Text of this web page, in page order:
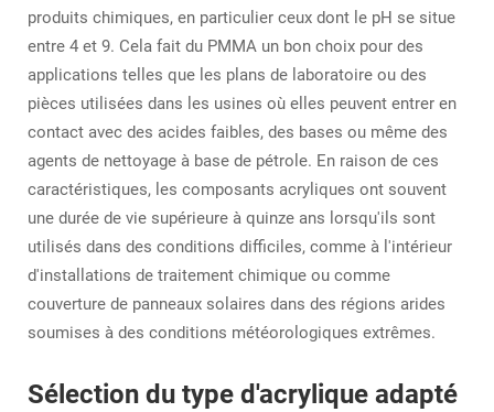
produits chimiques, en particulier ceux dont le pH se situe
entre 4 et 9. Cela fait du PMMA un bon choix pour des
applications telles que les plans de laboratoire ou des
pièces utilisées dans les usines où elles peuvent entrer en
contact avec des acides faibles, des bases ou même des
agents de nettoyage à base de pétrole. En raison de ces
caractéristiques, les composants acryliques ont souvent
une durée de vie supérieure à quinze ans lorsqu'ils sont
utilisés dans des conditions difficiles, comme à l'intérieur
d'installations de traitement chimique ou comme
couverture de panneaux solaires dans des régions arides
soumises à des conditions météorologiques extrêmes.
Sélection du type d'acrylique adapté